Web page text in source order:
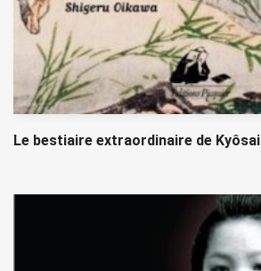
Le bestiaire extraordinaire de Kyôsai